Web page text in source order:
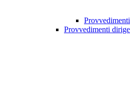
Provvedimenti